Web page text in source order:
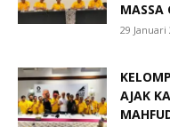
MASSA
29 Januari
AJAK